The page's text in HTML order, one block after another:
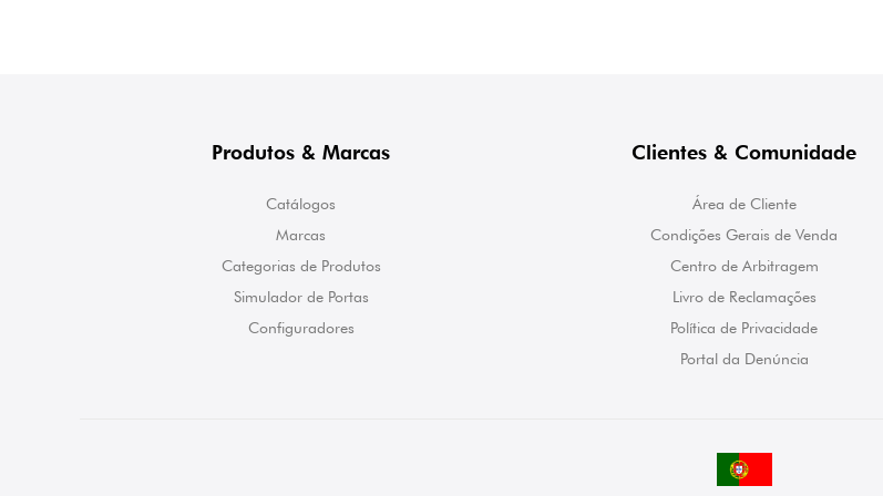
Produtos & Marcas
Catálogos
Marcas
Categorias de Produtos
Simulador de Portas
Configuradores
Clientes & Comunidade
Área de Cliente
Condições Gerais de Venda
Centro de Arbitragem
Livro de Reclamações
Política de Privacidade
Portal da Denúncia